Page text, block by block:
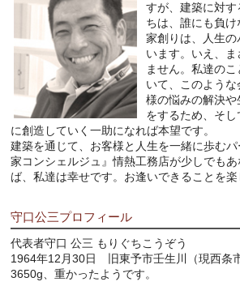
すが、建築に対
ちは、誰にも負け
家創りは、人生
います。いえ、
ません。私達の
いて、このよう
様の悩みの解決
をするため、そ
に創造していく一助になれば本望です。
建築を通じて、お客様と人生を一緒に歩む
家コンシェルジュ』情熱工務店が少しでも
ば、私達は幸せです。お逢いできることを楽
守口公三プロフィール
代表者守口 公三 もりぐちこうぞう
1964年12月30日 旧東予市壬生川（現西条
3650g、重かったようです。